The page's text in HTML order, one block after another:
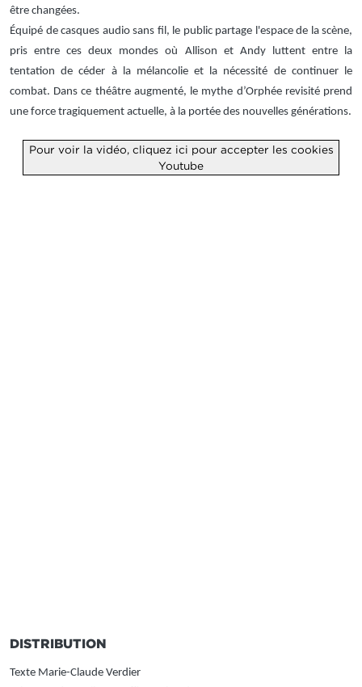
être changées.
Équipé de casques audio sans fil, le public partage l'espace de la scène,
pris entre ces deux mondes où Allison et Andy luttent entre la
tentation de céder à la mélancolie et la nécessité de continuer le
combat. Dans ce théâtre augmenté, le mythe d’Orphée revisité prend
une force tragiquement actuelle, à la portée des nouvelles générations.
Pour voir la vidéo, cliquez ici pour accepter les cookies
Youtube
DISTRIBUTION
Texte Marie-Claude Verdier